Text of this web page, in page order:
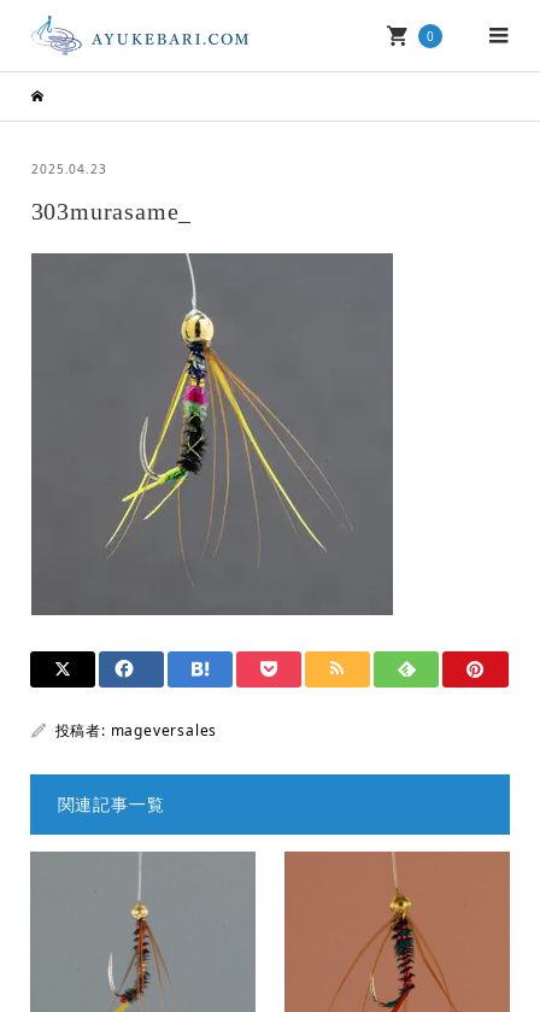
0
2025.04.23
303murasame_
投稿者: mageversales
関連記事一覧